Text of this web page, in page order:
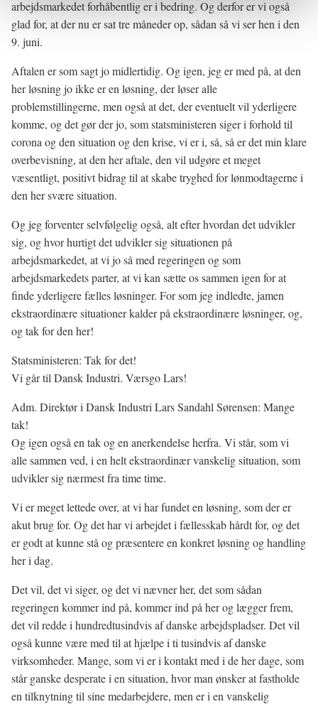
arbejdsmarkedet forhåbentlig er i bedring. Og derfor er vi også
glad for, at der nu er sat tre måneder op, sådan så vi ser hen i den
9. juni.
Aftalen er som sagt jo midlertidig. Og igen, jeg er med på, at den
her løsning jo ikke er en løsning, der løser alle
problemstillingerne, men også at det, der eventuelt vil yderligere
komme, og det gør der jo, som statsministeren siger i forhold til
corona og den situation og den krise, vi er i, så, så er det min klare
overbevisning, at den her aftale, den vil udgøre et meget
væsentligt, positivt bidrag til at skabe tryghed for lønmodtagerne i
den her svære situation.
Og jeg forventer selvfølgelig også, alt efter hvordan det udvikler
sig, og hvor hurtigt det udvikler sig situationen på
arbejdsmarkedet, at vi jo så med regeringen og som
arbejdsmarkedets parter, at vi kan sætte os sammen igen for at
finde yderligere fælles løsninger. For som jeg indledte, jamen
ekstraordinære situationer kalder på ekstraordinære løsninger, og,
og tak for den her!
Statsministeren: Tak for det!
Vi går til Dansk Industri. Værsgo Lars!
Adm. Direktør i Dansk Industri Lars Sandahl Sørensen: Mange
tak!
Og igen også en tak og en anerkendelse herfra. Vi står, som vi
alle sammen ved, i en helt ekstraordinær vanskelig situation, som
udvikler sig nærmest fra time time.
Vi er meget lettede over, at vi har fundet en løsning, som der er
akut brug for. Og det har vi arbejdet i fællesskab hårdt for, og det
er godt at kunne stå og præsentere en konkret løsning og handling
her i dag.
Det vil, det vi siger, og det vi nævner her, det som sådan
regeringen kommer ind på, kommer ind på her og lægger frem,
det vil redde i hundredtusindvis af danske arbejdspladser. Det vil
også kunne være med til at hjælpe i ti tusindvis af danske
virksomheder. Mange, som vi er i kontakt med i de her dage, som
står ganske desperate i en situation, hvor man ønsker at fastholde
en tilknytning til sine medarbejdere, men er i en vanskelig